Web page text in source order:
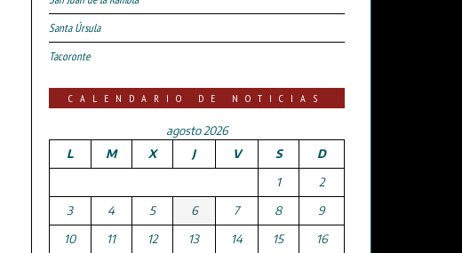
Santa Úrsula
Tacoronte
CALENDARIO DE NOTICIAS
agosto 2026
L
M X J V S
D
1
2
3
4 5 6 7 8
9
10
11 12 13 14 15
16